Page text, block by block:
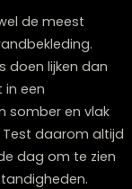
bijvoorbeeld
subtiele
van diepere
wel de meest